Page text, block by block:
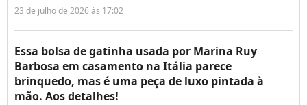
23 de julho de 2026 às 17:02
Essa bolsa de gatinha usada por Marina Ruy
Barbosa em casamento na Itália parece
brinquedo, mas é uma peça de luxo pintada à
mão. Aos detalhes!